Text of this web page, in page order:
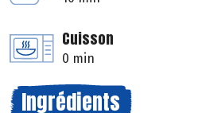
Cuisson
0 min
Ingrédients